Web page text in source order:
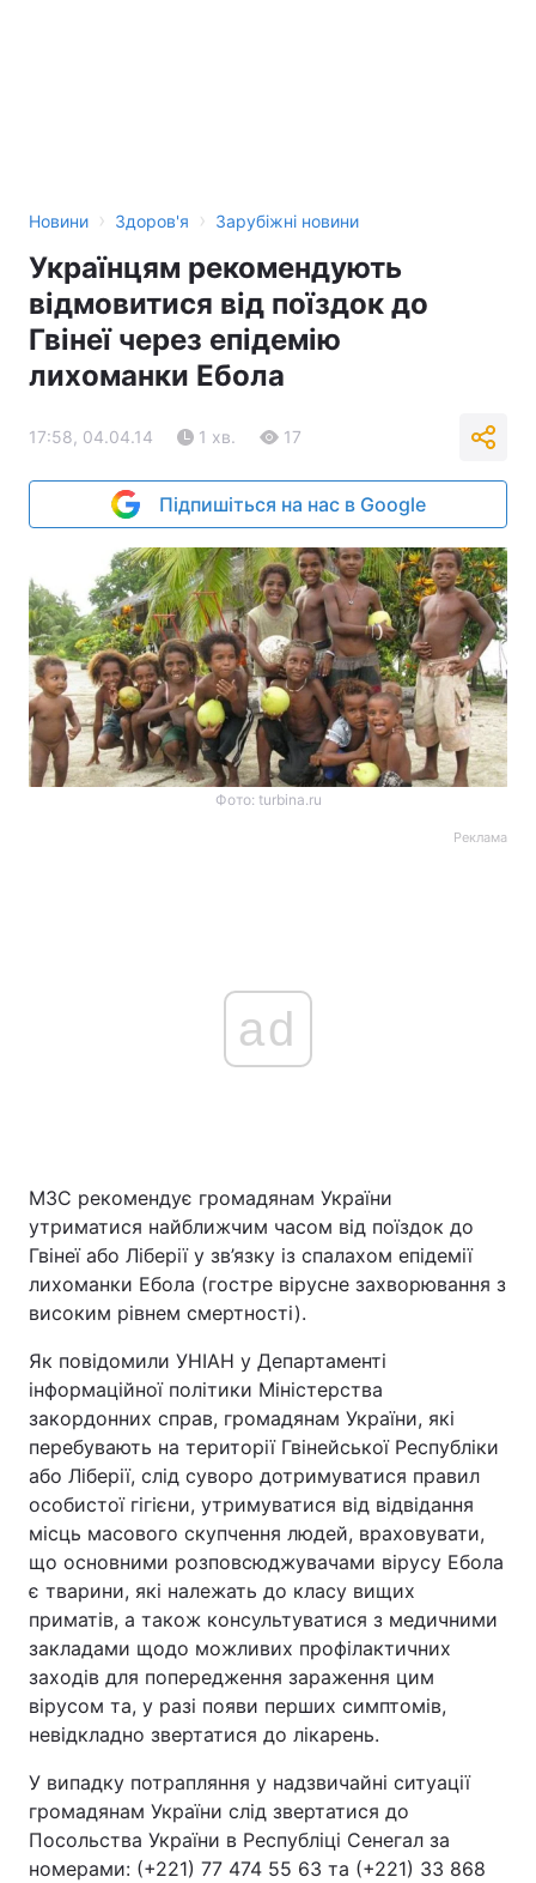
Новини › Здоров'я › Зарубіжні новини
Українцям рекомендують
відмовитися від поїздок до
Гвінеї через епідемію
лихоманки Ебола
17:58, 04.04.14 1 хв. 17
Підпишіться на нас в Google
Фото: turbina.ru
Реклама
ad
МЗС рекомендує громадянам України
утриматися найближчим часом від поїздок до
Гвінеї або Ліберії у зв’язку із спалахом епідемії
лихоманки Ебола (гостре вірусне захворювання з
високим рівнем смертності).
Як повідомили УНІАН у Департаменті
інформаційної політики Міністерства
закордонних справ, громадянам України, які
перебувають на території Гвінейської Республіки
або Ліберії, слід суворо дотримуватися правил
особистої гігієни, утримуватися від відвідання
місць масового скупчення людей, враховувати,
що основними розповсюджувачами вірусу Ебола
є тварини, які належать до класу вищих
приматів, а також консультуватися з медичними
закладами щодо можливих профілактичних
заходів для попередження зараження цим
вірусом та, у разі появи перших симптомів,
невідкладно звертатися до лікарень.
У випадку потрапляння у надзвичайні ситуації
громадянам України слід звертатися до
Посольства України в Республіці Сенегал за
номерами: (+221) 77 474 55 63 та (+221) 33 868